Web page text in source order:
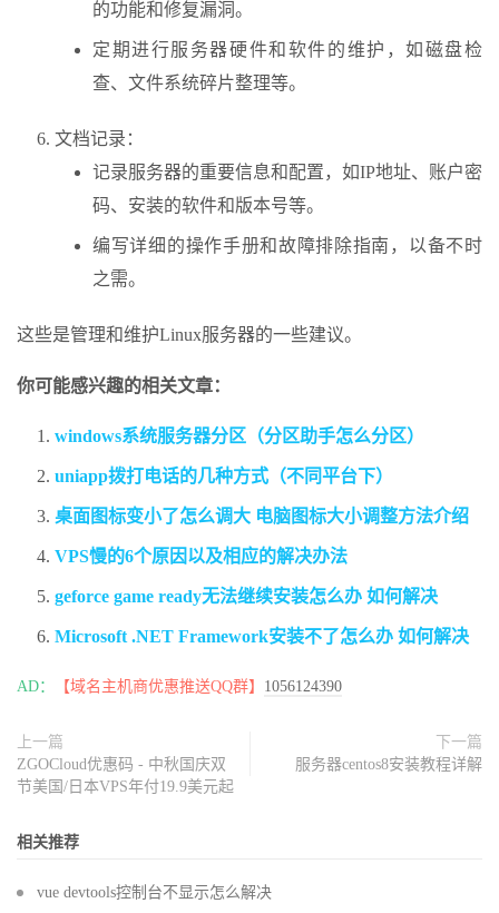
的功能和修复漏洞。
定期进行服务器硬件和软件的维护，如磁盘检
查、文件系统碎片整理等。
文档记录：
记录服务器的重要信息和配置，如IP地址、账户密
码、安装的软件和版本号等。
编写详细的操作手册和故障排除指南，以备不时
之需。
这些是管理和维护Linux服务器的一些建议。
你可能感兴趣的相关文章：
windows系统服务器分区（分区助手怎么分区）
uniapp拨打电话的几种方式（不同平台下）
桌面图标变小了怎么调大 电脑图标大小调整方法介绍
VPS慢的6个原因以及相应的解决办法
geforce game ready无法继续安装怎么办 如何解决
Microsoft .NET Framework安装不了怎么办 如何解决
AD： 【域名主机商优惠推送QQ群】 1056124390
上一篇
ZGOCloud优惠码 - 中秋国庆双
节美国/日本VPS年付19.9美元起
下一篇
服务器centos8安装教程详解
相关推荐
vue devtools控制台不显示怎么解决